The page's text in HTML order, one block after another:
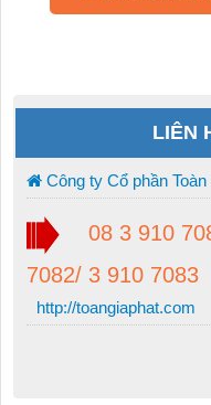
LIÊN
Công ty Cổ phần Toàn
08 3 910
7082/ 3 910 7083
http://toangiaphat.com